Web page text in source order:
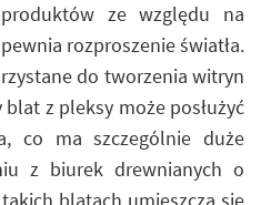
ze względu na
rozproszenie światła.
do tworzenia witryn
z pleksy może posłużyć
co ma szczególnie duże
z biurek drewnianych o